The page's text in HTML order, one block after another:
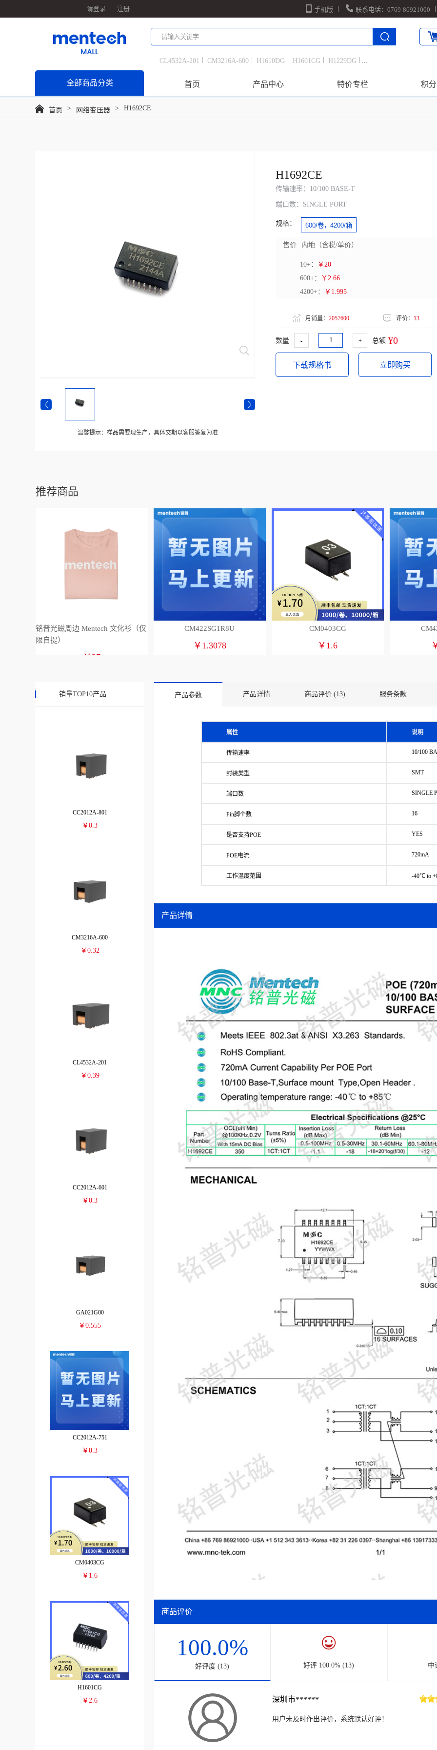
请登录 注册 手机版 联系电话：0769-86921000
CL4532A-201 CM3216A-600 H1610DG H1601CG
H1229DG
CC2012A-801
CL4532A-201
全部商品分类 首页 产品中心 特价专栏 积
首页 > 网络变压器 > H1692CE
温馨提示：样品需要现生产，具体交期以客服答复为准
H1692CE
传输速率：10/100 BASE-T
端口数：SINGLE PORT
规格： 600/卷，4200/箱
售价 内地（含税/单价）
10+：
￥20
600+：
￥2.66
4200+：
￥1.995
月销量： 2057600 评价： 13
数量 - + 总额 ¥0
下载规格书 立即购买
推荐商品
铭普光磁周边 Mentech 文化衫（仅
限自提）
￥27
CM422SG1R8U
￥1.3078
CM0403CG
￥1.6
销量TOP10产品
CC2012A-801
￥0.3
CM3216A-600
￥0.32
CL4532A-201
￥0.39
CC2012A-601
￥0.3
GA021G00
￥0.555
CC2012A-751
￥0.3
CM0403CG
￥1.6
H1601CG
￥2.6
产品参数 产品详情 商品评价 (13) 服务条款
属性 说明
传输速率 10/100
封装类型 SMT
端口数 SINGLE
Pin脚个数 16
是否支持POE YES
POE电流 720mA
工作温度范围 -40℃ to
产品详情
商品评价
100.0%
好评度 (13) 好评 100.0% (13) 中
深圳市******
用户未及时作出评价，系统默认好评！